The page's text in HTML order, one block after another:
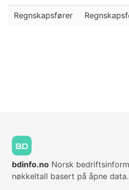
Regnskapsfører
bdinfo.no Norsk
nøkkeltall basert på åpne data.